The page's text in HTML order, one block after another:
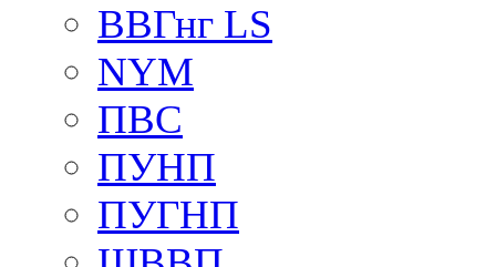
ВВГнг LS
NYM
ПВС
ПУНП
ПУГНП